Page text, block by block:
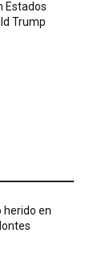
Estados
Trump
herido en